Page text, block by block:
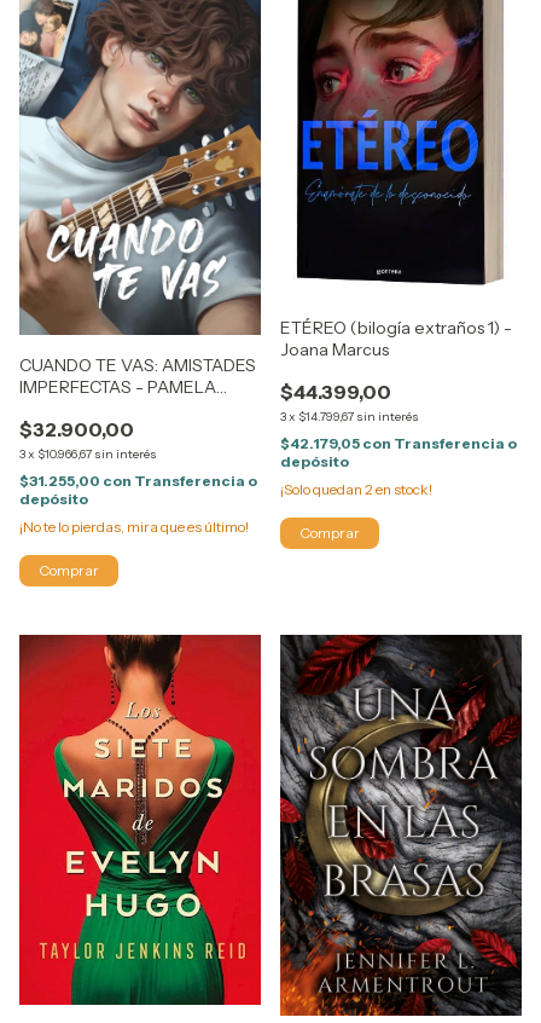
CUANDO TE VAS: AMISTADES
IMPERFECTAS - PAMELA
$32.900,00
3x $10.966,67 sin interés
$31.255,00 con Transferencia o
depósito
¡No te lo pierdas, mira que es último!
ETÉREO (bilogía extraños 1) -
Joana Marcus
$44.399,00
3x $14.799,67 sin interés
$42.179,05 con Transferencia o
depósito
¡Solo quedan 2 en stock!